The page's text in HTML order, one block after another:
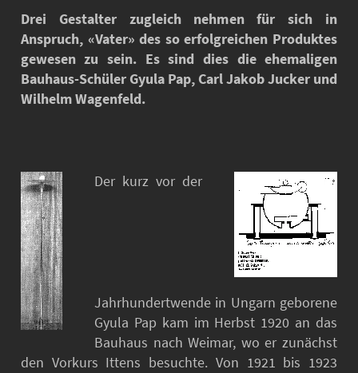
Drei Gestalter zugleich nehmen für sich in
Anspruch, «Vater» des so erfolgreichen Produktes
gewesen zu sein. Es sind dies die ehemaligen
Bauhaus-Schüler Gyula Pap, Carl Jakob Jucker und
Wilhelm Wagenfeld.
Der kurz vor der
Jahrhundertwende in Ungarn geborene
Gyula Pap kam im Herbst 1920 an das
Bauhaus nach Weimar, wo er zunächst
den Vorkurs Ittens besuchte. Von 1921 bis 1923